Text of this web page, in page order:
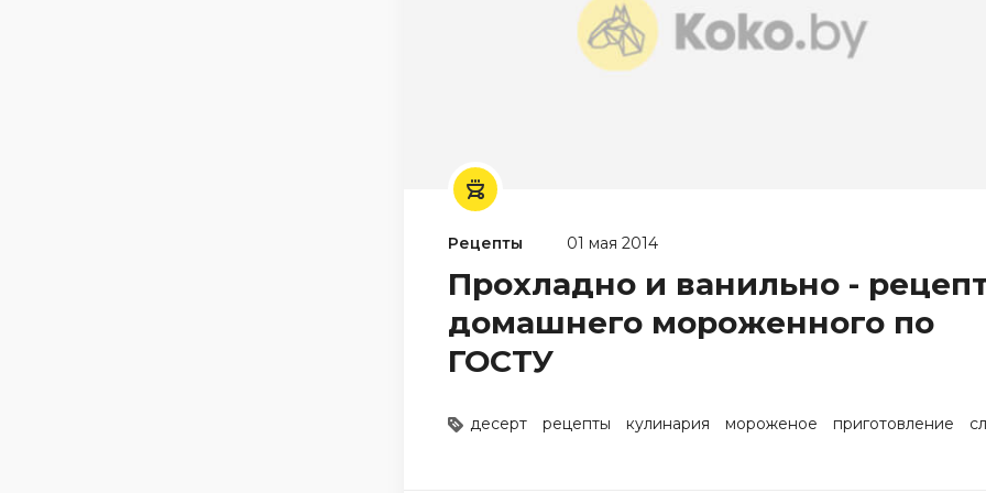
Рецепты 01 мая 2014
Прохладно и ванильно -
домашнего мороженного по
ГОСТУ
десерт рецепты кулинария мороженое приготовление